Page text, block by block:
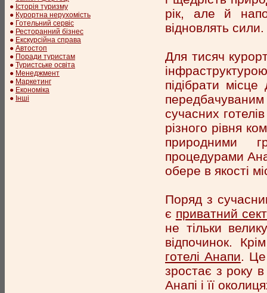
● Історія туризму
● Курортна нерухомість
● Готельний сервіс
● Ресторанний бізнес
● Екскурсійна справа
● Автостоп
● Поради туристам
● Туристське освіта
● Менеджмент
● Маркетинг
● Економіка
● Інші
рік, але й
відновлять сили.
Для тисяч
підібрати
сучасних
різного рівня
природними
процедурами
обере в якості
Поряд з
є приватний
не тільки
відпочинок.
готелі Анапи. Це
зростає з року в
Анапі і її